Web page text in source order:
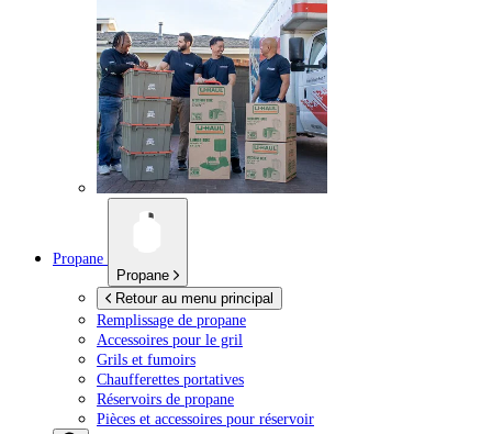
Propane
Propane
Retour au menu principal
Remplissage de propane
Accessoires pour le gril
Grils et fumoirs
Chaufferettes portatives
Réservoirs de propane
Pièces et accessoires pour réservoir